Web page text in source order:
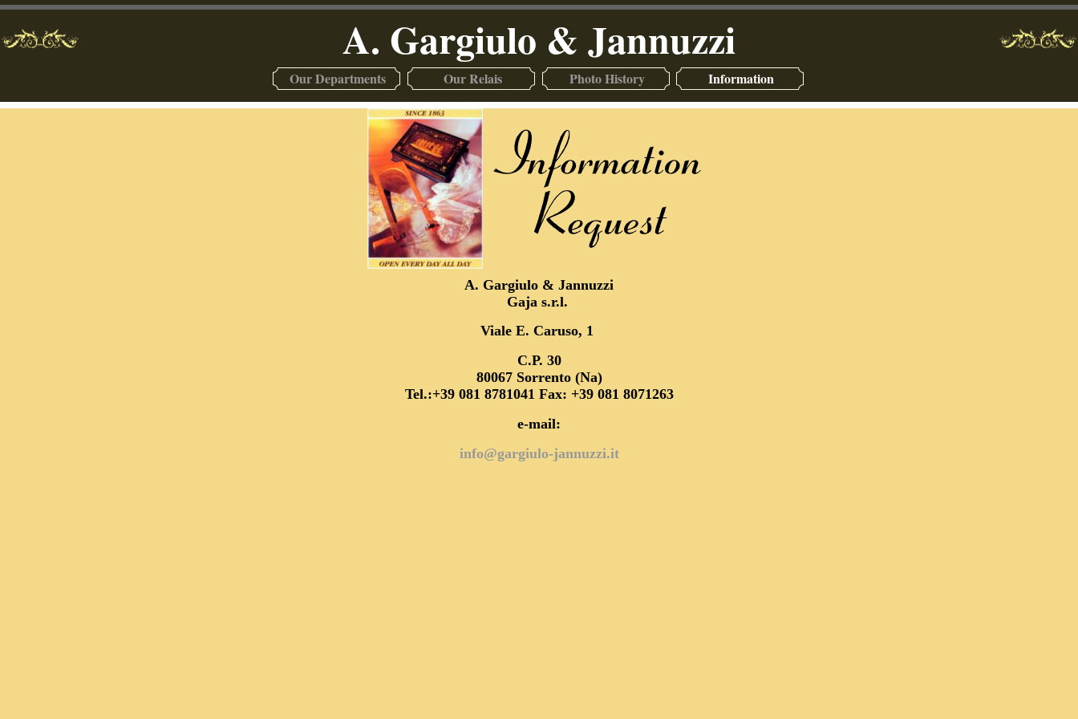
A. Gargiulo & Jannuzzi
Our Departments Our Relais Photo History Information
A. Gargiulo & Jannuzzi
Gaja s.r.l.
Viale E. Caruso, 1
C.P. 30
80067 Sorrento (Na)
Tel.:+39 081 8781041 Fax: +39 081 8071263
e-mail:
info@gargiulo-jannuzzi.it